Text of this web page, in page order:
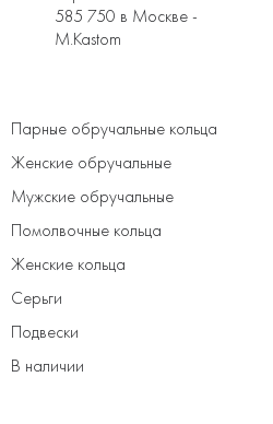
Парные обручальные кольца
Женские обручальные
Мужские обручальные
Помолвочные кольца
Женские кольца
Серьги
Подвески
В наличии